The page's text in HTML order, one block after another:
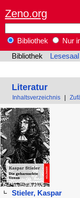
Zeno.org
Bibliothek
Nur
Bibliothek
Lesesaal
Literatur
Inhaltsverzeichnis
Stieler, Kaspar